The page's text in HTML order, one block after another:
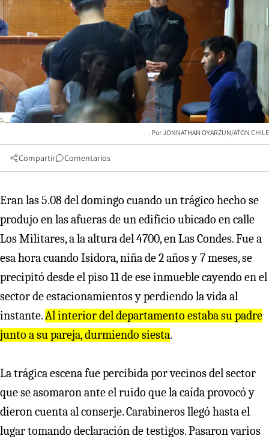
JONNATHAN OYARZUN/ATON CHILE
Compartir Comentarios
Eran las 5.08 del domingo cuando un trágico hecho se
produjo en las afueras de un edificio ubicado en calle
Los Militares, a la altura del 4700, en Las Condes. Fue a
esa hora cuando Isidora, niña de 2 años y 7 meses, se
precipitó desde el piso 11 de ese inmueble cayendo en el
sector de estacionamientos y perdiendo la vida al
instante.Al interior del departamento estaba su padre
junto a su pareja, durmiendo siesta.
La trágica escena fue percibida por vecinos del sector
que se asomaron ante el ruido que la caída provocó y
dieron cuenta al conserje. Carabineros llegó hasta el
lugar tomando declaración de testigos. Pasaron varios